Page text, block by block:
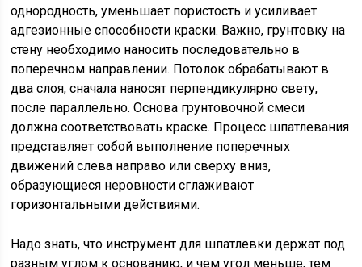
однородность, уменьшает пористость и усиливает
адгезионные способности краски. Важно, грунтовку на
стену необходимо наносить последовательно в
поперечном направлении. Потолок обрабатывают в
два слоя, сначала наносят перпендикулярно свету,
после параллельно. Основа грунтовочной смеси
должна соответствовать краске. Процесс шпатлевания
представляет собой выполнение поперечных
движений слева направо или сверху вниз,
образующиеся неровности сглаживают
горизонтальными действиями.
Надо знать, что инструмент для шпатлевки держат под
разным углом к основанию, и чем угол меньше, тем